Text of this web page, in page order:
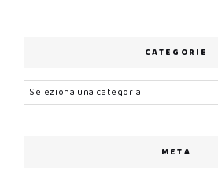
CATEGORIE
Categorie
META